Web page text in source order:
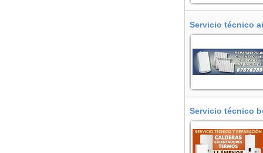
Servicio técnico
Servicio técnico